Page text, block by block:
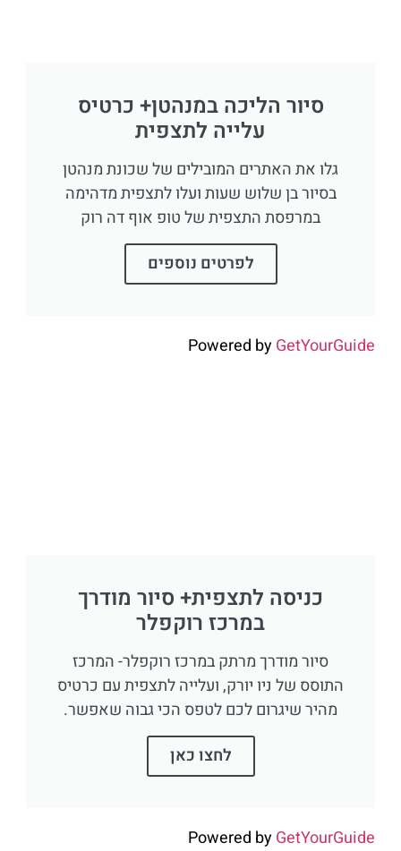
סיור הליכה במנהטן+ כרטיס
עלייה לתצפית
גלו את האתרים המובילים של שכונת מנהטן
בסיור בן שלוש שעות ועלו לתצפית מדהימה
במרפסת התצפית של טופ אוף דה רוק
לפרטים נוספים
Powered byGetYourGuide
כניסה לתצפית+ סיור מודרך
במרכז רוקפלר
סיור מודרך מרתק במרכז רוקפלר- המרכז
התוסס של ניו יורק, ועלייה לתצפית עם כרטיס
מהיר שיגרום לכם לטפס הכי גבוה שאפשר.
לחצו כאן
Powered byGetYourGuide